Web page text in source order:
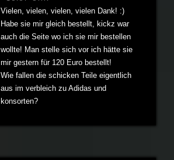
Vielen, vielen, vielen, vielen Dank! :)
Habe sie mir gleich bestellt, kickz war
auch die Seite wo ich sie mir bestellen
wollte! Man stelle sich vor ich hätte sie
mir gestern für 120 Euro bestellt!
Wie fallen die schicken Teile eigentlich
aus im verbleich zu Adidas und
konsorten?